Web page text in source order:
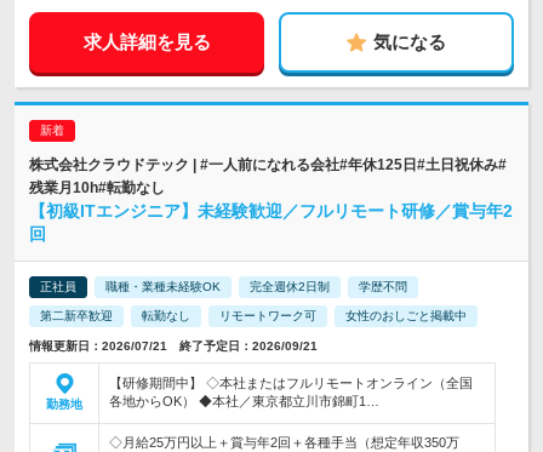
求人詳細を見る 気になる
株式会社クラウドテック | #一人前になれる会社#年休125日#土日祝休み#
残業月10h#転勤なし
【初級ITエンジニア】未経験歓迎／フルリモート研修／賞与年2
回
正社員 職種・業種未経験OK 完全週休2日制 学歴不問
第二新卒歓迎 転勤なし リモートワーク可 女性のおしごと掲載中
情報更新日：2026/07/21 終了予定日：2026/09/21
勤務地
【研修期間中】 ◇本社またはフルリモートオンライン（全国
各地からOK） ◆本社／東京都立川市錦町1…
◇月給25万円以上＋賞与年2回＋各種手当（想定年収350万